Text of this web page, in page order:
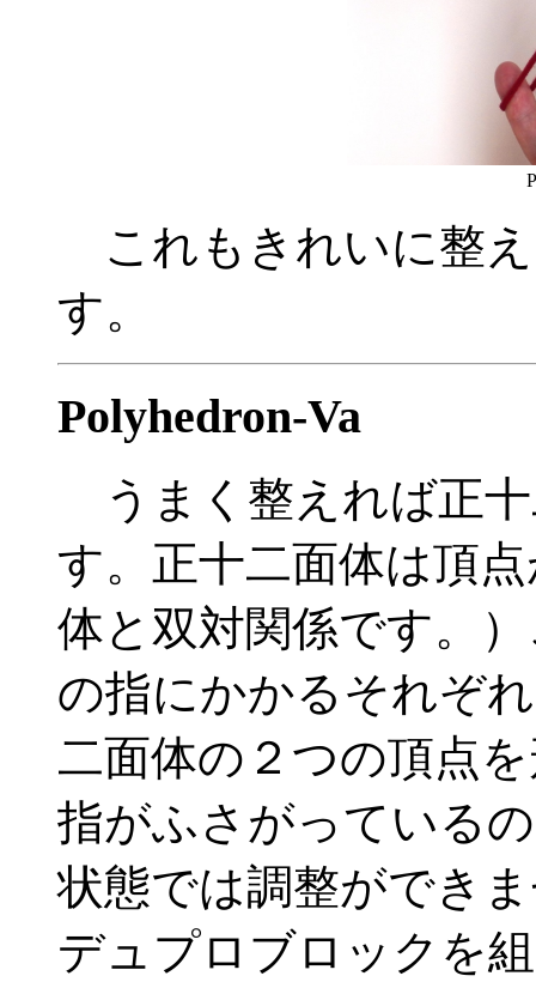
これもきれいに整
す。
Polyhedron-Va
うまく整えれば正
す。正十二面体は頂
体と双対関係です。
の指にかかるそれぞ
二面体の２つの頂点
指がふさがっている
状態では調整ができ
デュプロブロックを